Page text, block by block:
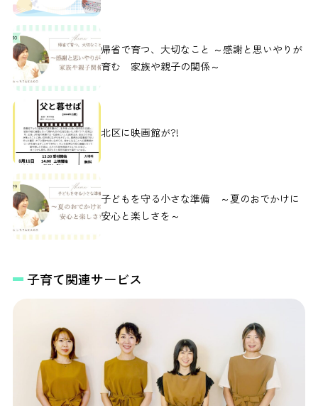
帰省で育つ、大切なこと ～感謝と思いやりが
育む 家族や親子の関係～
北区に映画館が?!
子どもを守る小さな準備 ～夏のおでかけに
安心と楽しさを～
子育て関連サービス